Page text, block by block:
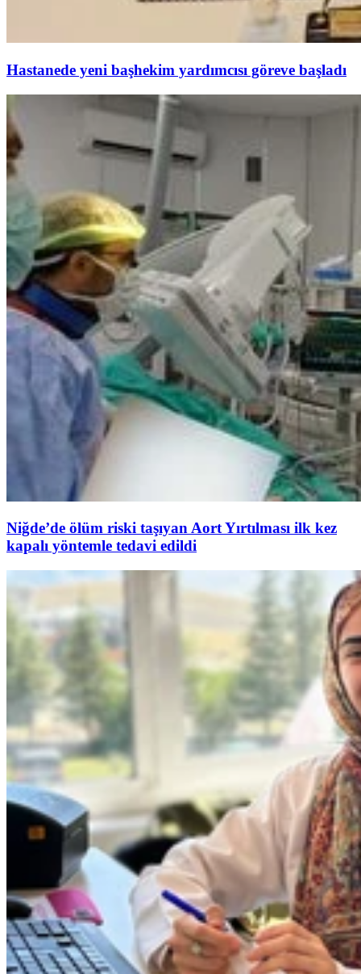
Hastanede yeni başhekim yardımcısı göreve başladı
Niğde’de ölüm riski taşıyan Aort Yırtılması ilk kez
kapalı yöntemle tedavi edildi